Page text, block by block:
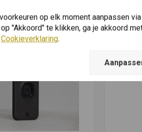
Vergelijkbare
op elk moment aanpassen
"Akkoord" te klikken, ga je akkoord
Cookieverklaring.